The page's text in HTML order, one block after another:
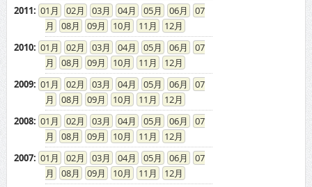
2011: 01 02 03 04 05 06
07
08
09 10 11
12
2010: 01 02 03 04 05 06
07
08
09 10 11
12
2009: 01 02 03 04 05 06
07
08
09 10 11
12
2008: 01 02 03 04 05 06
07
08
09 10 11
12
2007: 01 02 03 04 05 06
07
08
09 10 11
12